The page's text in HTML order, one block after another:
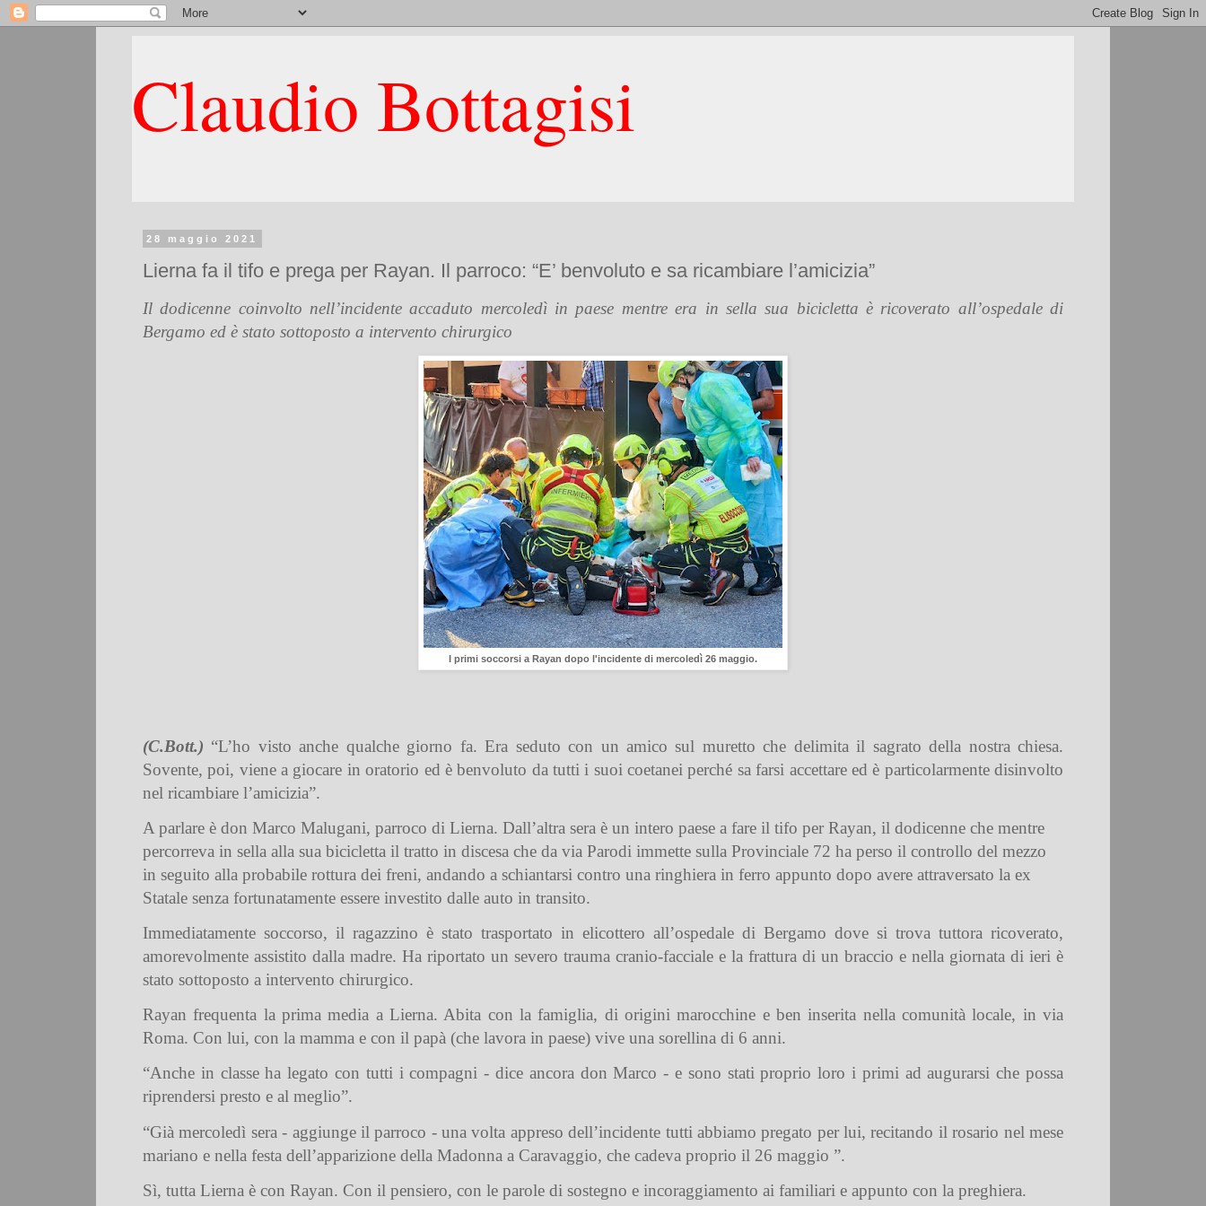
Claudio Bottagisi
28 maggio 2021
Lierna fa il tifo e prega per Rayan. Il parroco: “E’ benvoluto e sa ricambiare l’amicizia”
Il dodicenne coinvolto nell’incidente accaduto mercoledì in paese mentre era in sella sua bicicletta è ricoverato all’ospedale di
Bergamo ed è stato sottoposto a intervento chirurgico
I primi soccorsi a Rayan dopo l'incidente di mercoledì 26 maggio.
(C.Bott.) “L’ho visto anche qualche giorno fa. Era seduto con un amico sul muretto che delimita il sagrato della nostra chiesa.
Sovente, poi, viene a giocare in oratorio ed è benvoluto da tutti i suoi coetanei perché sa farsi accettare ed è particolarmente disinvolto
nel ricambiare l’amicizia”.
A parlare è don Marco Malugani, parroco di Lierna. Dall’altra sera è un intero paese a fare il tifo per Rayan, il dodicenne che mentre
percorreva in sella alla sua bicicletta il tratto in discesa che da via Parodi immette sulla Provinciale 72 ha perso il controllo del mezzo
in seguito alla probabile rottura dei freni, andando a schiantarsi contro una ringhiera in ferro appunto dopo avere attraversato la ex
Statale senza fortunatamente essere investito dalle auto in transito.
Immediatamente soccorso, il ragazzino è stato trasportato in elicottero all’ospedale di Bergamo dove si trova tuttora ricoverato,
amorevolmente assistito dalla madre. Ha riportato un severo trauma cranio-facciale e la frattura di un braccio e nella giornata di ieri è
stato sottoposto a intervento chirurgico.
Rayan frequenta la prima media a Lierna. Abita con la famiglia, di origini marocchine e ben inserita nella comunità locale, in via
Roma. Con lui, con la mamma e con il papà (che lavora in paese) vive una sorellina di 6 anni.
“Anche in classe ha legato con tutti i compagni - dice ancora don Marco - e sono stati proprio loro i primi ad augurarsi che possa
riprendersi presto e al meglio”.
“Già mercoledì sera - aggiunge il parroco - una volta appreso dell’incidente tutti abbiamo pregato per lui, recitando il rosario nel mese
mariano e nella festa dell’apparizione della Madonna a Caravaggio, che cadeva proprio il 26 maggio ”.
Sì, tutta Lierna è con Rayan. Con il pensiero, con le parole di sostegno e incoraggiamento ai familiari e appunto con la preghiera.